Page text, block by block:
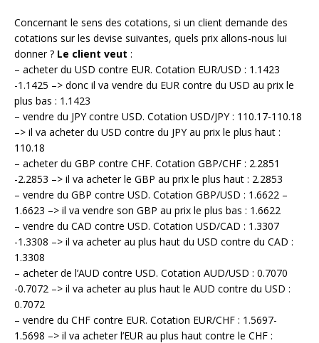
Concernant le sens des cotations, si un client demande des
cotations sur les devise suivantes, quels prix allons-nous lui
donner ? Le client veut :
– acheter du USD contre EUR. Cotation EUR/USD : 1.1423
-1.1425 –> donc il va vendre du EUR contre du USD au prix le
plus bas : 1.1423
– vendre du JPY contre USD. Cotation USD/JPY : 110.17-110.18
–> il va acheter du USD contre du JPY au prix le plus haut :
110.18
– acheter du GBP contre CHF. Cotation GBP/CHF : 2.2851
-2.2853 –> il va acheter le GBP au prix le plus haut : 2.2853
– vendre du GBP contre USD. Cotation GBP/USD : 1.6622 –
1.6623 –> il va vendre son GBP au prix le plus bas : 1.6622
– vendre du CAD contre USD. Cotation USD/CAD : 1.3307
-1.3308 –> il va acheter au plus haut du USD contre du CAD :
1.3308
– acheter de l’AUD contre USD. Cotation AUD/USD : 0.7070
-0.7072 –> il va acheter au plus haut le AUD contre du USD :
0.7072
– vendre du CHF contre EUR. Cotation EUR/CHF : 1.5697-
1.5698 –> il va acheter l’EUR au plus haut contre le CHF :